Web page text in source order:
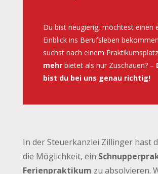
Du bist neugierig, möchtest einen
Einblick ins Berufsleben
suchst nach einem
mehrbietet als nur Zuschauen? –
bist du bei uns genau richtig!
In der Steuerkanzlei Zillinger hast
die Möglichkeit, ein
Ferienpraktikum zu absolvieren.